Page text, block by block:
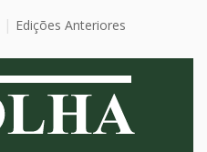
Edições Anteriores